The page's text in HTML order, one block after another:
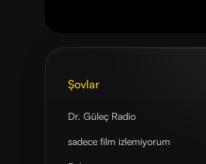
Şovlar
Dr. Güleç Radio
sadece film izlemiyorum